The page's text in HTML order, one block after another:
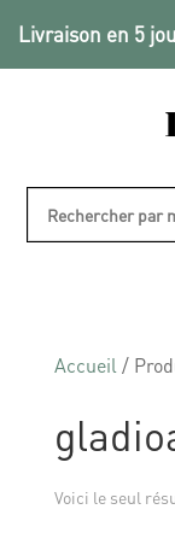
Livraison en 5
Accueil /
Voici le seul